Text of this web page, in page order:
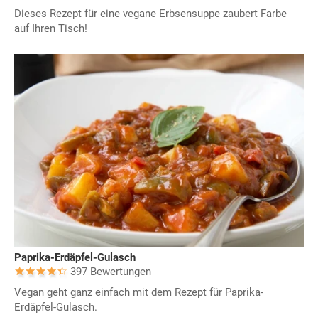
Dieses Rezept für eine vegane Erbsensuppe zaubert Farbe
auf Ihren Tisch!
Paprika-Erdäpfel-Gulasch
397 Bewertungen
Vegan geht ganz einfach mit dem Rezept für Paprika-
Erdäpfel-Gulasch.